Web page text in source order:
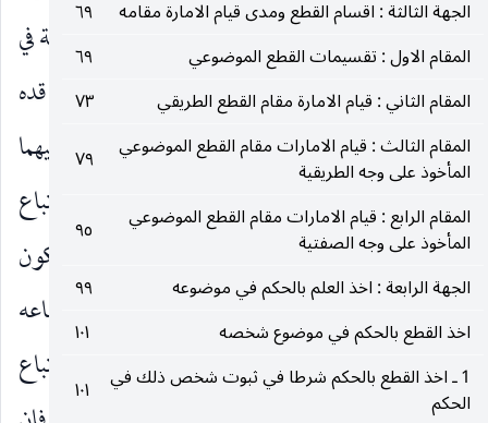
الجهة الثالثة : اقسام القطع ومدى قيام الامارة مقامه
٦٩
المقام الاول : تقسيمات القطع الموضوعي
٦٩
المقام الثاني : قيام الامارة مقام القطع الطريقي
٧٣
المقام الثالث : قيام الامارات مقام القطع الموضوعي
المأخوذ على وجه الطريقية
٧٩
المقام الرابع : قيام الامارات مقام القطع الموضوعي
المأخوذ على وجه الصفتية
٩٥
الجهة الرابعة : اخذ العلم بالحكم في موضوعه
٩٩
اخذ القطع بالحكم في موضوع شخصه
١٠١
1 ـ اخذ القطع بالحكم شرطا في ثبوت شخص ذلك في
الحكم
١٠١
وإثباتا مع ذلك كان لنا أن نقول : بان الصغرى محفوظة في
موارد القطع بالحكم من الدليل العقلي لا ببيان الشيخ ( قده
) أو المحقق النائيني ( قده ) الّذي قد عرفت الجواب عليهما
بل ببيان آخر حاصله : ان الكتاب والسنة أمرنا باتباع
العقل على الأقل العقل الفطري الخالي عن الشوائب فيكون
الرجوع إلى العقل رجوعا إلى ما يرضى الشارع باتباعه
بحكم امره المذكور وهذا نظير ما إذا أمرنا الشارع باتباع